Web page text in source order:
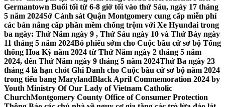
Germantown Buổi tối từ 6-8 giờ tối vào thứ Sáu, ngày 17 tháng
5 năm 2024Sở Cảnh sát Quận Montgomery cung cấp miễn phí
các bản nâng cấp phần mềm chống trộm với Xe Hyundai trong
ba ngày: Thứ Năm ngày 9 , Thứ Sáu ngày 10 và Thứ Bảy ngày
11 tháng 5 năm 2024Bỏ phiếu sớm cho Cuộc bầu cử sơ bộ Tổng
thống Hoa Kỳ năm 2024 từ Thứ Năm ngày 2 tháng 5 năm
2024, đến Thứ Năm ngày 9 tháng 5 năm 2024Thứ Ba ngày 23
tháng 4 là hạn chót Ghi Danh cho Cuộc bầu cử sơ bộ năm 2024
trong tiểu bang MarylandBlack April Commemoration 2024 by
Youth Ministry Of Our Lady of Vietnam Catholic
ChurchMontgomery County Office of Consumer Protection